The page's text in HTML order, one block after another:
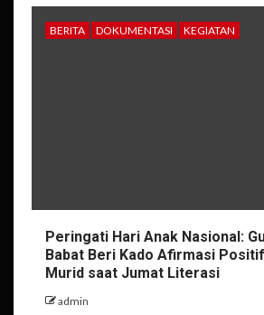
BERITA DOKUMENTASI KEGIATAN
Peringati Hari Anak Nasional:
Babat Beri Kado Afirmasi
Murid saat Jumat Literasi
admin